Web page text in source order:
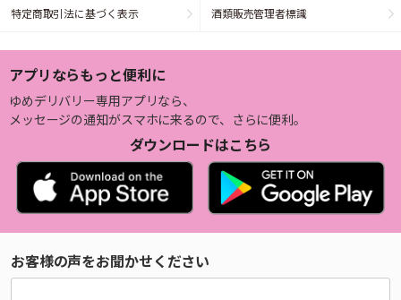
特定商取引法に基づく表示 酒類販売管理者標識
アプリならもっと便利に
ゆめデリバリー専用アプリなら、
メッセージの通知がスマホに来るので、さらに便利。
ダウンロードはこちら
お客様の声をお聞かせください